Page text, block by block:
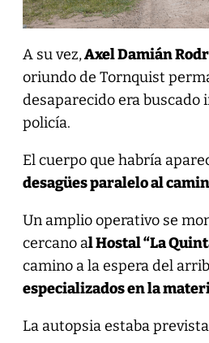
A su vez,Axel Damián
oriundo de Tornquist
desaparecido era buscado
policía.
El cuerpo que habría
desagües paralelo al
Un amplio operativo se
cercano al Hostal “La
camino a la espera del
especializados en la
La autopsia estaba prevista